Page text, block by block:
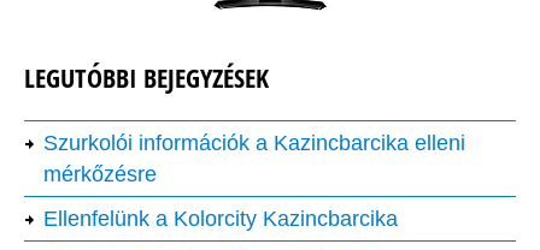
LEGUTÓBBI BEJEGYZÉSEK
Szurkolói információk a Kazincbarcika elleni
mérkőzésre
Ellenfelünk a Kolorcity Kazincbarcika